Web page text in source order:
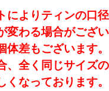
によりティンの口
変わる場合がござ
体差もございます
、全く同じサイズ
くなっております